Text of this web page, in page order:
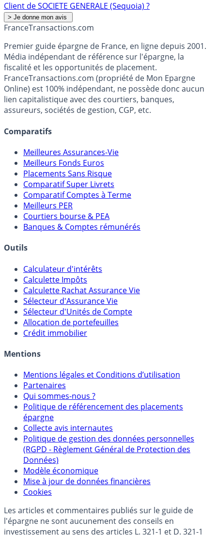
Client de SOCIETE GENERALE (Sequoia) ?
FranceTransactions.com
Premier guide épargne de France, en ligne depuis 2001.
Média indépendant de référence sur l'épargne, la
fiscalité et les opportunités de placement.
FranceTransactions.com (propriété de Mon Epargne
Online) est 100% indépendant, ne possède donc aucun
lien capitalistique avec des courtiers, banques,
assureurs, sociétés de gestion, CGP, etc.
Comparatifs
Meilleures Assurances-Vie
Meilleurs Fonds Euros
Placements Sans Risque
Comparatif Super Livrets
Comparatif Comptes à Terme
Meilleurs PER
Courtiers bourse & PEA
Banques & Comptes rémunérés
Outils
Calculateur d'intérêts
Calculette Impôts
Calculette Rachat Assurance Vie
Sélecteur d'Assurance Vie
Sélecteur d'Unités de Compte
Allocation de portefeuilles
Crédit immobilier
Mentions
Mentions légales et Conditions d’utilisation
Partenaires
Qui sommes-nous ?
Politique de référencement des placements
épargne
Collecte avis internautes
Politique de gestion des données personnelles
(RGPD - Règlement Général de Protection des
Données)
Modèle économique
Mise à jour de données financières
Cookies
Les articles et commentaires publiés sur le guide de
l'épargne ne sont aucunement des conseils en
investissement au sens des articles L. 321-1 et D. 321-1